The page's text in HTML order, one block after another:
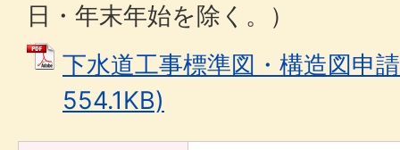
日・年末年始を除く。）
下水道工事標準図・構造図申
554.1KB)